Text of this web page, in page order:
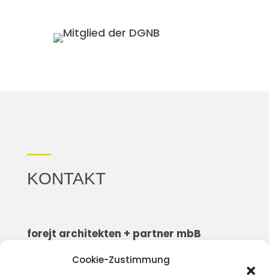
Cookie-Zustimmung
KONTAKT
forejt architekten + partner mbB
19055 schwerin